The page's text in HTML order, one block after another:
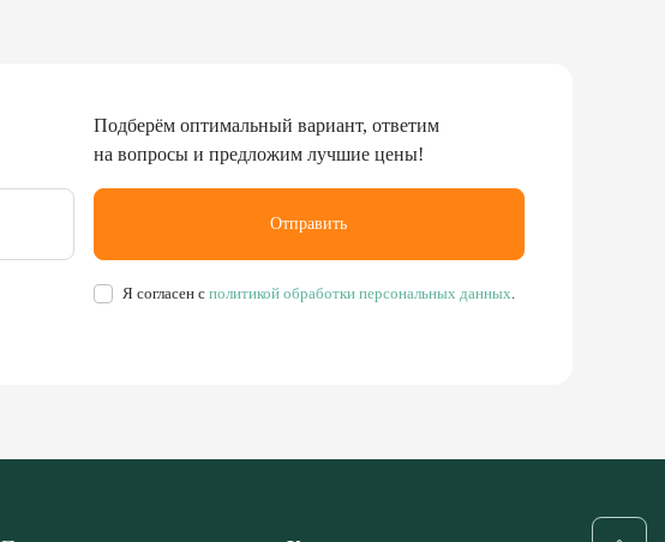
Я согласен сполитикой обработки персональных данных
Отправить
Подберём оптимальный вариант, ответим
на вопросы и предложим лучшие цены!